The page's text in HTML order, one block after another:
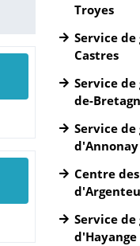
Troyes
Service de
Castres
Service de
de-
Service de
d'Annonay
Centre
Service de
d'Hayange